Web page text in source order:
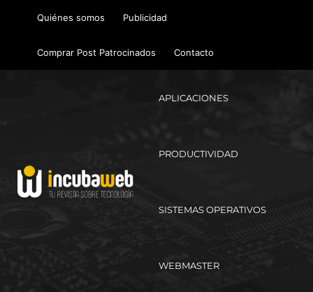
Quiénes somos Publicidad
Comprar Post Patrocinados Contacto
APLICACIONES
PRODUCTIVIDAD
SISTEMAS OPERATIVOS
WEBMASTER